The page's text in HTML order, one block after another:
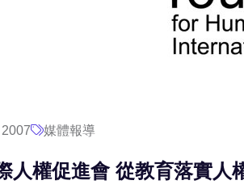
媒體報導
人權促進會 從教育落實人